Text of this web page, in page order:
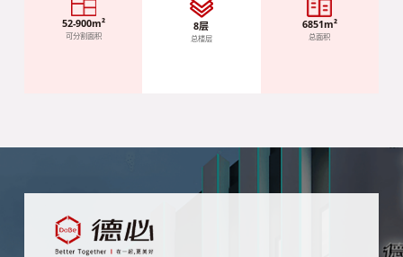
52-900m²
可分割面积
8层
总楼层
6851m²
总面积